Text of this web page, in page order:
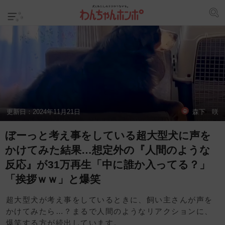
更新日： 2024年11月21日 森下 咲
ぼーっと考え事をしている超大型犬に声を
かけてみた結果…想定外の『人間のような
反応』が31万再生「中に誰か入ってる？」
「挨拶ｗｗ」と爆笑
超大型犬が考え事をしているときに、飼い主さんが声を
かけてみたら…？まるで人間のようなリアクションに、
爆笑する方が続出しています。